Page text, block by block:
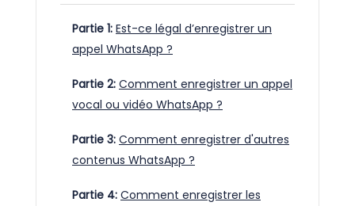
Partie 1: Est-ce légal d’enregistrer un
appel WhatsApp ?
Partie 2: Comment enregistrer un appel
vocal ou vidéo WhatsApp ?
Partie 3: Comment enregistrer d'autres
contenus WhatsApp ?
Partie 4: Comment enregistrer les